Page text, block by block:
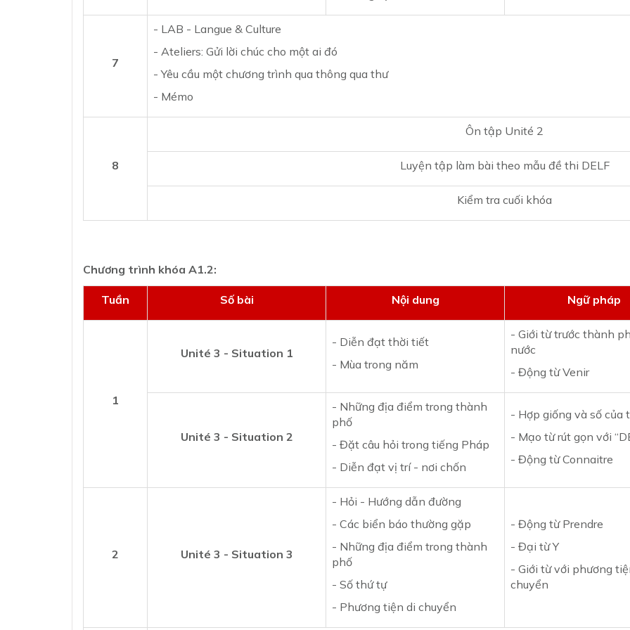
7
- LAB - Langue & Culture
- Ateliers: Gửi lời chúc cho một ai đó
- Yêu cầu một chương trình qua thông qua thư
- Mémo
8
Ôn tập Unité 2
Luyện tập làm bài theo mẫu đề thi DELF
Kiểm tra cuối khóa
Chương trình khóa A1.2:
Tuần Số bài Nội dung Ngữ pháp
1
Unité 3 - Situation 1
- Diễn đạt thời tiết
- Mùa trong năm
- Giới từ trước thành
nước
- Động từ Venir
Unité 3 - Situation 2
- Những địa điểm trong thành
phố
- Đặt câu hỏi trong tiếng Pháp
- Diễn đạt vị trí - nơi chốn
- Hợp giống và số của
- Mạo từ rút gọn với
- Động từ Connaitre
2 Unité 3 - Situation 3
- Hỏi - Hướng dẫn đường
- Các biển báo thường gặp
- Những địa điểm trong thành
phố
- Số thứ tự
- Phương tiện di chuyển
- Động từ Prendre
- Đại từ Y
- Giới từ với phương
chuyển